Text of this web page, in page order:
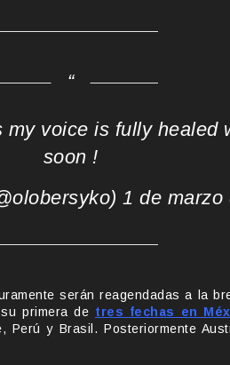
voice is fully healed
soon !
1 de marzo
serán reagendadas a la
primera de tres fechas en
Perú y Brasil. Posteriormente